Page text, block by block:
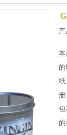
本
纸
册
包